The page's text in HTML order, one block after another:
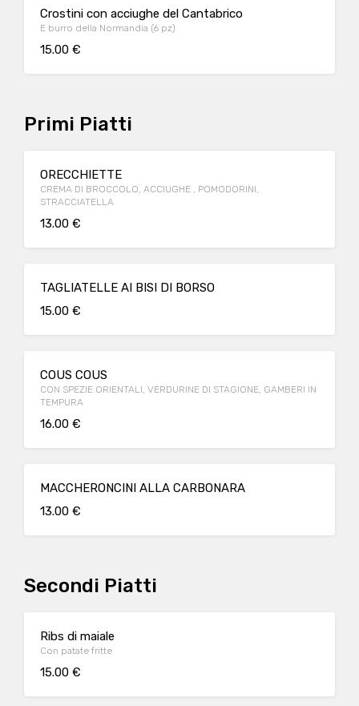
Crostini con acciughe del Cantabrico
E burro della Normandia (6 pz)
15.00 €
Primi Piatti
ORECCHIETTE
CREMA DI BROCCOLO, ACCIUGHE , POMODORINI,
STRACCIATELLA
13.00 €
TAGLIATELLE AI BISI DI BORSO
15.00 €
COUS COUS
CON SPEZIE ORIENTALI, VERDURINE DI STAGIONE, GAMBERI IN
TEMPURA
16.00 €
MACCHERONCINI ALLA CARBONARA
13.00 €
Secondi Piatti
Ribs di maiale
Con patate fritte
15.00 €